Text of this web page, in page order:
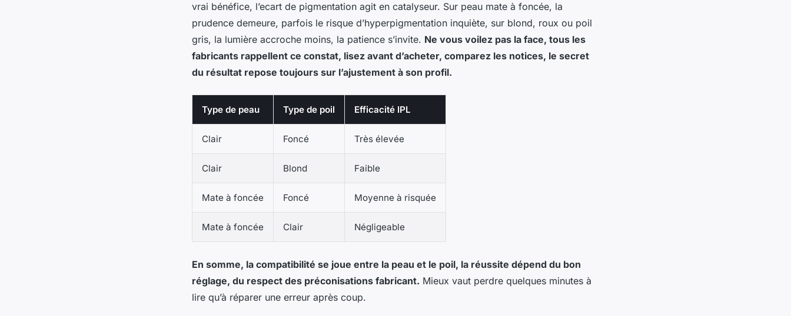
vrai bénéfice, l’ecart de pigmentation agit en catalyseur. Sur peau mate à foncée, la
prudence demeure, parfois le risque d’hyperpigmentation inquiète, sur blond, roux ou poil
gris, la lumière accroche moins, la patience s’invite. Ne vous voilez pas la face, tous les
fabricants rappellent ce constat, lisez avant d’acheter, comparez les notices, le secret
du résultat repose toujours sur l’ajustement à son profil.
Type de peau Type de poil Efficacité IPL
Clair Foncé Très élevée
Clair Blond Faible
Mate à foncée Foncé Moyenne à risquée
Mate à foncée Clair Négligeable
En somme, la compatibilité se joue entre la peau et le poil, la réussite dépend du bon
réglage, du respect des préconisations fabricant. Mieux vaut perdre quelques minutes à
lire qu’à réparer une erreur après coup.